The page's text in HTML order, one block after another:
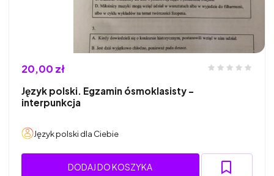
20,00 zł
Język polski. Egzamin ósmoklasisty -
interpunkcja
Język polski dla Ciebie
DODAJ DO KOSZYKA